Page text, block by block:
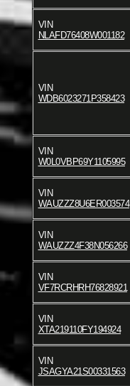
VIN
NLAFD76408W001182
VIN
WDB6023271P358423
VIN
W0L0VBP69Y1105995
VIN
WAUZZZ8U6ER003574
VIN
WAUZZZ4F38N056266
VIN
VF7RCRHRH76828921
VIN
XTA219110FY194924
VIN
JSAGYA21S00331563